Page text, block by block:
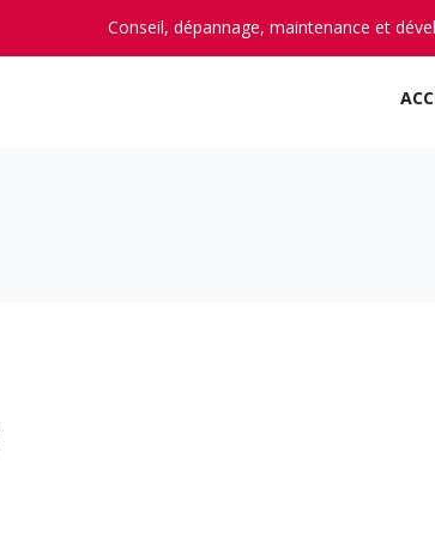
Conseil, dépannage, maintenance et